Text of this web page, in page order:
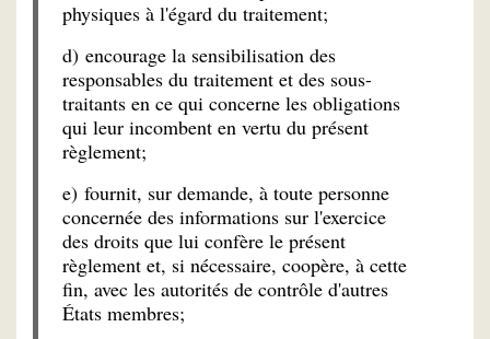
physiques à l'égard du traitement;
d) encourage la sensibilisation des
responsables du traitement et des sous-
traitants en ce qui concerne les obligations
qui leur incombent en vertu du présent
règlement;
e) fournit, sur demande, à toute personne
concernée des informations sur l'exercice
des droits que lui confère le présent
règlement et, si nécessaire, coopère, à cette
fin, avec les autorités de contrôle d'autres
États membres;